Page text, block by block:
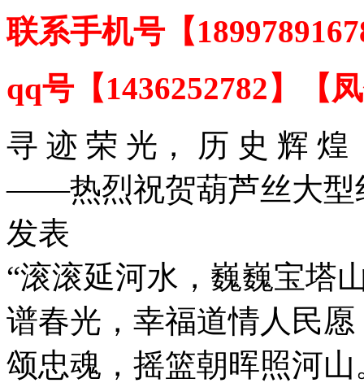
联系手机号【
qq号【1436252782】【
寻 迹 荣 光， 历 史 辉 煌
——热烈祝贺葫芦丝大型
发表
“滚滚延河水，巍巍宝塔
谱春光，幸福道情人民
颂忠魂，摇篮朝晖照河